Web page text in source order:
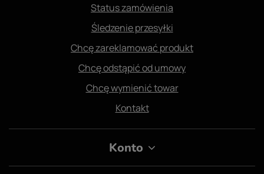
Status zamówienia
Śledzenie przesyłki
Chcę zareklamować produkt
Chcę odstąpić od umowy
Chcę wymienić towar
Kontakt
Konto